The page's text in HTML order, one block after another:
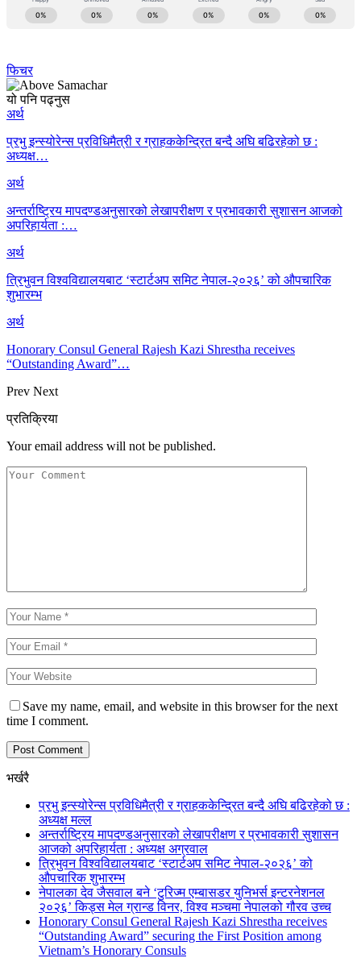
फिचर
यो पनि पढ्नुस
अर्थ
प्रभु इन्स्योरेन्स प्रविधिमैत्री र ग्राहककेन्द्रित बन्दै अघि बढिरहेको छ :
अध्यक्ष…
अर्थ
अन्तर्राष्ट्रिय मापदण्डअनुसारको लेखापरीक्षण र प्रभावकारी सुशासन आजको
अपरिहार्यता :…
अर्थ
त्रिभुवन विश्वविद्यालयबाट ‘स्टार्टअप समिट नेपाल-२०२६’ को औपचारिक
शुभारम्भ
अर्थ
Honorary Consul General Rajesh Kazi Shrestha receives
“Outstanding Award”…
Prev Next
प्रतिक्रिया
Your email address will not be published.
Save my name, email, and website in this browser for the next
time I comment.
भर्खरै
प्रभु इन्स्योरेन्स प्रविधिमैत्री र ग्राहककेन्द्रित बन्दै अघि बढिरहेको छ :
अध्यक्ष मल्ल
अन्तर्राष्ट्रिय मापदण्डअनुसारको लेखापरीक्षण र प्रभावकारी सुशासन
आजको अपरिहार्यता : अध्यक्ष अग्रवाल
त्रिभुवन विश्वविद्यालयबाट ‘स्टार्टअप समिट नेपाल-२०२६’ को
औपचारिक शुभारम्भ
नेपालका देव जैसवाल बने ‘टुरिज्म एम्बासडर युनिभर्स इन्टरनेशनल
२०२६’ किड्स मेल ग्रान्ड विनर, विश्व मञ्चमा नेपालको गौरव उच्च
Honorary Consul General Rajesh Kazi Shrestha receives
“Outstanding Award” securing the First Position among
Vietnam’s Honorary Consuls